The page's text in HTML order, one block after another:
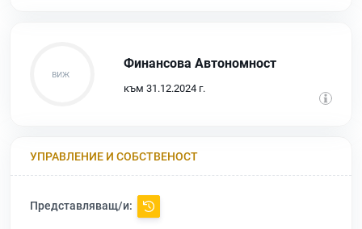
Финансова Автономност
към 31.12.2024 г.
УПРАВЛЕНИЕ И СОБСТВЕНОСТ
Представляващ/и: